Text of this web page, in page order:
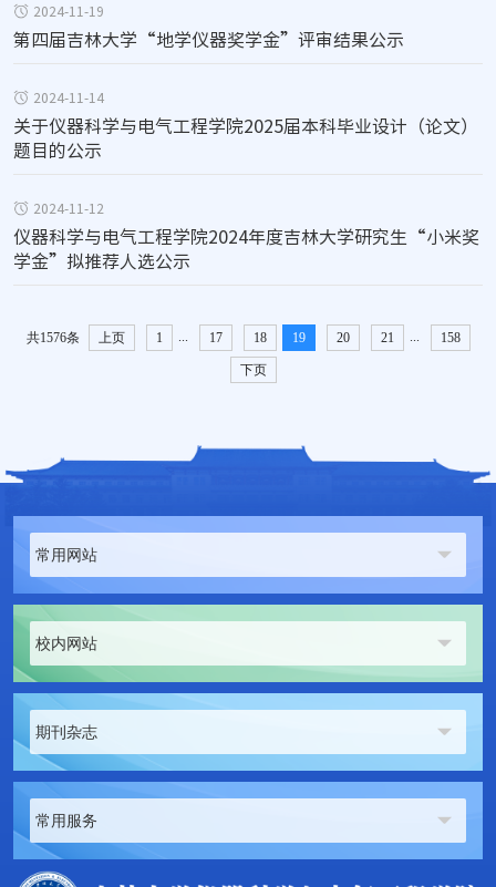
2024-11-19
第四届吉林大学“地学仪器奖学金”评审结果公示
2024-11-14
关于仪器科学与电气工程学院2025届本科毕业设计（论文）
题目的公示
2024-11-12
仪器科学与电气工程学院2024年度吉林大学研究生“小米奖
学金”拟推荐人选公示
共1576条 上页 1 17 18 19 20 21 158
下页
常用网站
校内网站
期刊杂志
常用服务